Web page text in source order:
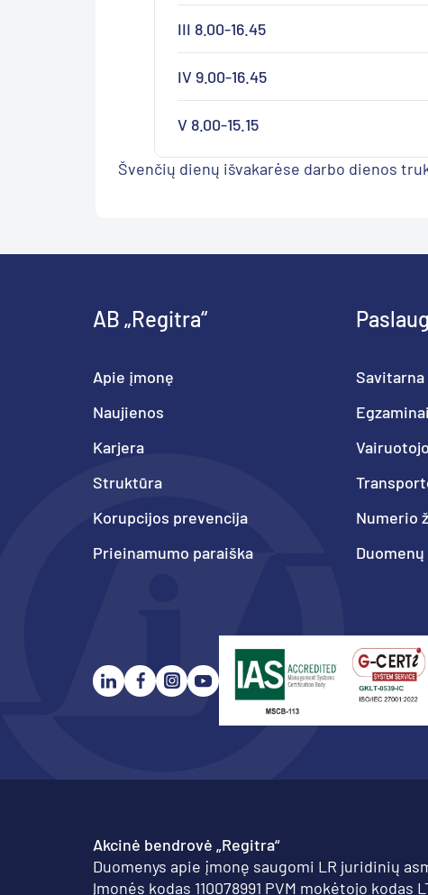
III 8.00-16.45
IV 9.00-16.45
V 8.00-15.15
Švenčių dienų išvakarėse darbo dienos
AB „Regitra“
Apie įmonę
Naujienos
Karjera
Struktūra
Korupcijos prevencija
Prieinamumo paraiška
Savitarna
Egzaminai
Numerio
Akcinė bendrovė „Regitra“
Duomenys apie įmonę saugomi LR juridinių
Įmonės kodas 110078991 PVM mokėtojo kodas